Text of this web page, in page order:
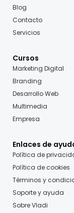
Blog
Contacto
Servicios
Cursos
Marketing Digital
Branding
Desarrollo Web
Multimedia
Empresa
Enlaces de
Política de
Política de cookies
Términos y
Soporte y ayuda
Sobre Vladi